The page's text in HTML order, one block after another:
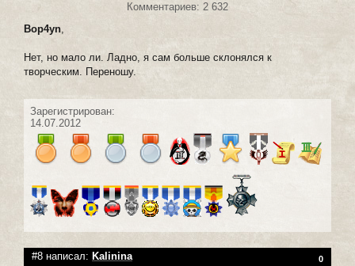
Комментариев: 2 632
Bop4yn,
Нет, но мало ли. Ладно, я сам больше склонялся к
творческим. Переношу.
Зарегистрирован:
14.07.2012
#8 написал: Kalinina 0